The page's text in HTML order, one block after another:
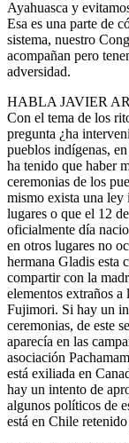
Ayahuasca y
Esa es una parte de
sistema, nuestro
acompañan pero
adversidad.
HABLA JAVIER
Con el tema de los
pregunta ¿ha
pueblos indígenas,
ha tenido que haber
ceremonias de los
mismo exista una ley
lugares o que el 12
oficialmente día
en otros lugares no
hermana Gladis esta
compartir con la
elementos extraños
Fujimori. Si hay un
ceremonias, de este
aparecía en las
asociación
está exiliada en
hay un intento de
algunos políticos de
está en Chile